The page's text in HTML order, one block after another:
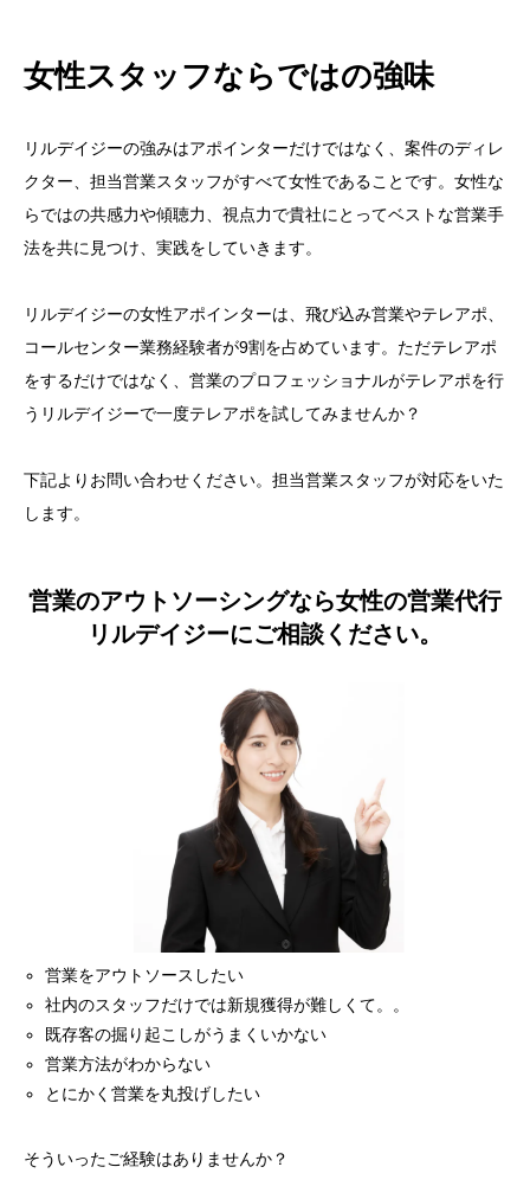
女性スタッフならではの強味
リルデイジーの強みはアポインターだけではなく、案件のディレ
クター、担当営業スタッフがすべて女性であることです。女性な
らではの共感力や傾聴力、視点力で貴社にとってベストな営業手
法を共に見つけ、実践をしていきます。
リルデイジーの女性アポインターは、飛び込み営業やテレアポ、
コールセンター業務経験者が9割を占めています。ただテレアポ
をするだけではなく、営業のプロフェッショナルがテレアポを行
うリルデイジーで一度テレアポを試してみませんか？
下記よりお問い合わせください。担当営業スタッフが対応をいた
します。
営業のアウトソーシングなら女性の営業代行
リルデイジーにご相談ください。
営業をアウトソースしたい
社内のスタッフだけでは新規獲得が難しくて。。
既存客の掘り起こしがうまくいかない
営業方法がわからない
とにかく営業を丸投げしたい
そういったご経験はありませんか？